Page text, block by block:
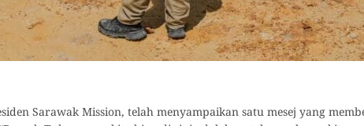
Sarawak Mission, telah menyampaikan satu mesej yang